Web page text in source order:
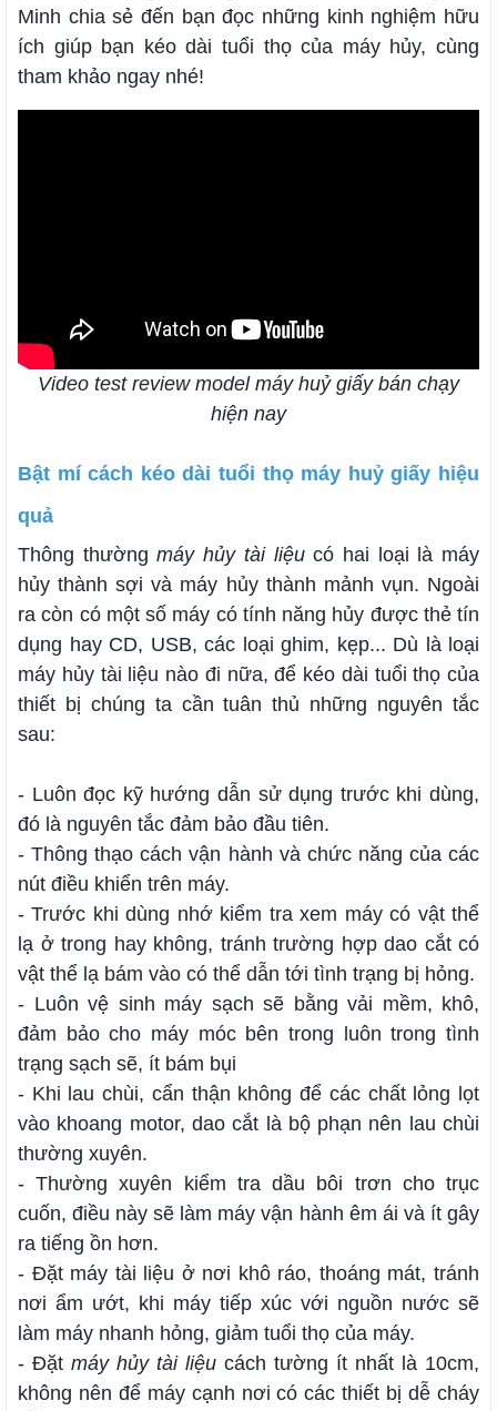
Minh chia sẻ đến bạn đọc những kinh nghiệm hữu
ích giúp bạn kéo dài tuổi thọ của máy hủy, cùng
tham khảo ngay nhé!
Video test review model máy huỷ giấy bán chạy
hiện nay
Bật mí cách kéo dài tuổi thọ máy huỷ giấy hiệu
quả
Thông thườngmáy hủy tài liệucó hai loại là máy
hủy thành sợi và máy hủy thành mảnh vụn. Ngoài
ra còn có một số máy có tính năng hủy được thẻ tín
dụng hay CD, USB, các loại ghim, kẹp... Dù là loại
máy hủy tài liệu nào đi nữa, để kéo dài tuổi thọ của
thiết bị chúng ta cần tuân thủ những nguyên tắc
sau:
- Luôn đọc kỹ hướng dẫn sử dụng trước khi dùng,
đó là nguyên tắc đảm bảo đầu tiên.
- Thông thạo cách vận hành và chức năng của các
nút điều khiển trên máy.
- Trước khi dùng nhớ kiểm tra xem máy có vật thể
lạ ở trong hay không, tránh trường hợp dao cắt có
vật thể lạ bám vào có thể dẫn tới tình trạng bị hỏng.
- Luôn vệ sinh máy sạch sẽ bằng vải mềm, khô,
đảm bảo cho máy móc bên trong luôn trong tình
trạng sạch sẽ, ít bám bụi
- Khi lau chùi, cẩn thận không để các chất lỏng lọt
vào khoang motor, dao cắt là bộ phạn nên lau chùi
thường xuyên.
- Thường xuyên kiểm tra dầu bôi trơn cho trục
cuốn, điều này sẽ làm máy vận hành êm ái và ít gây
ra tiếng ồn hơn.
- Đặt máy tài liệu ở nơi khô ráo, thoáng mát, tránh
nơi ẩm ướt, khi máy tiếp xúc với nguồn nước sẽ
làm máy nhanh hỏng, giảm tuổi thọ của máy.
- Đặt máy hủy tài liệu cách tường ít nhất là 10cm,
không nên để máy cạnh nơi có các thiết bị dễ cháy